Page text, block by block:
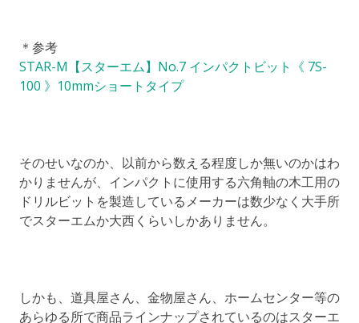
＊参考
STAR-M【スターエム】No.7 インパクトビット《 7S-
100 》10mmショートタイプ
そのせいなのか、以前から数える程度しか無いのかはわ
かりませんが、インパクトに使用する六角軸の木工用の
ドリルビットを製造しているメーカーは数少なく大手所
でスターエムか大西くらいしかありません。
しかも、道具屋さん、金物屋さん、ホームセンター等の
あらゆる所で商品ラインナップされているのはスターエ